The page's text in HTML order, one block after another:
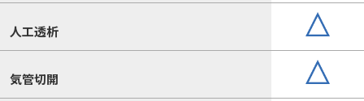
人工透析
気管切開